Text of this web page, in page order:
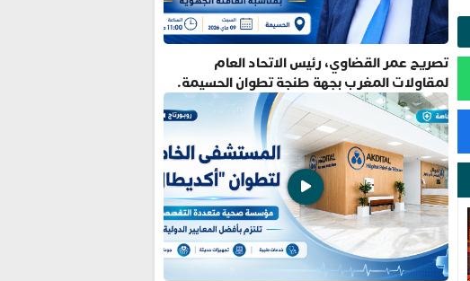
تصريح عمر القضاوي، رئيس الاتحاد العام
لمقاولات المغرب بجهة طنجة تطوان الحسيمة.